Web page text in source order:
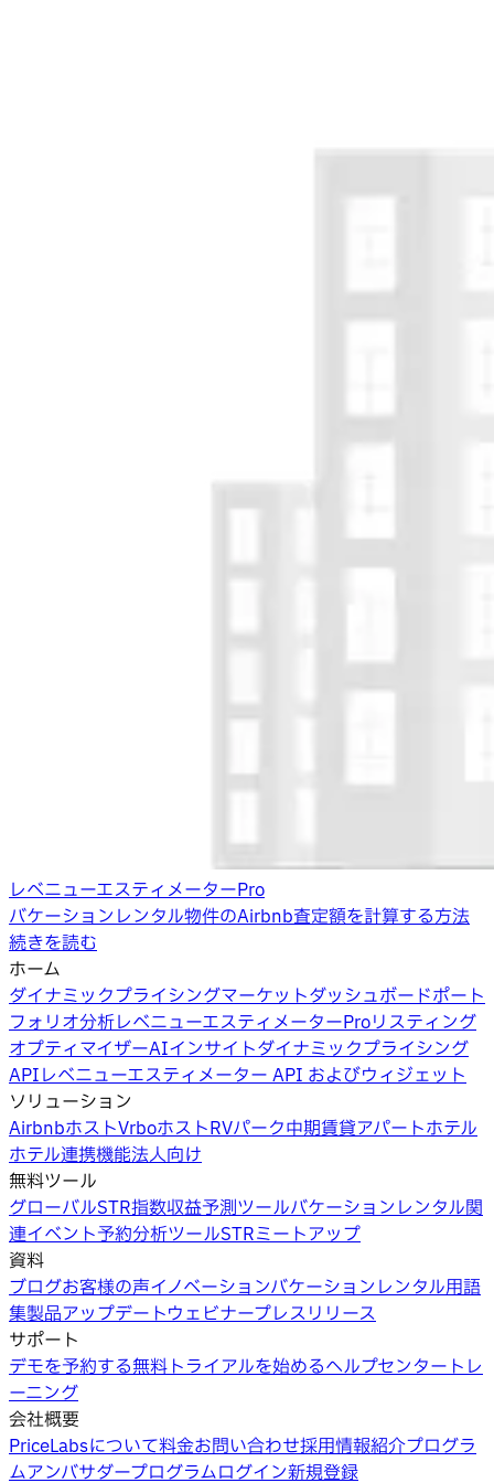
レベニューエスティメーターPro
バケーションレンタル物件のAirbnb査定額を計算する方法
続きを読む
ホーム
ダイナミックプライシングマーケットダッシュボードポート
フォリオ分析レベニューエスティメーターProリスティング
オプティマイザーAIインサイトダイナミックプライシング
APIレベニューエスティメーター API およびウィジェット
ソリューション
AirbnbホストVrboホストRVパーク中期賃貸アパートホテル
ホテル連携機能法人向け
無料ツール
グローバルSTR指数収益予測ツールバケーションレンタル関
連イベント予約分析ツールSTRミートアップ
資料
ブログお客様の声イノベーションバケーションレンタル用語
集製品アップデートウェビナープレスリリース
サポート
デモを予約する無料トライアルを始めるヘルプセンタートレ
ーニング
会社概要
PriceLabsについて料金お問い合わせ採用情報紹介プログラ
ムアンバサダープログラムログイン新規登録